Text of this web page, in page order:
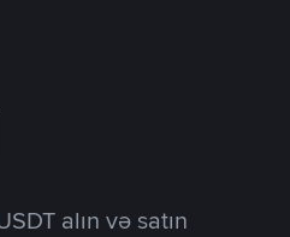
alın və satın